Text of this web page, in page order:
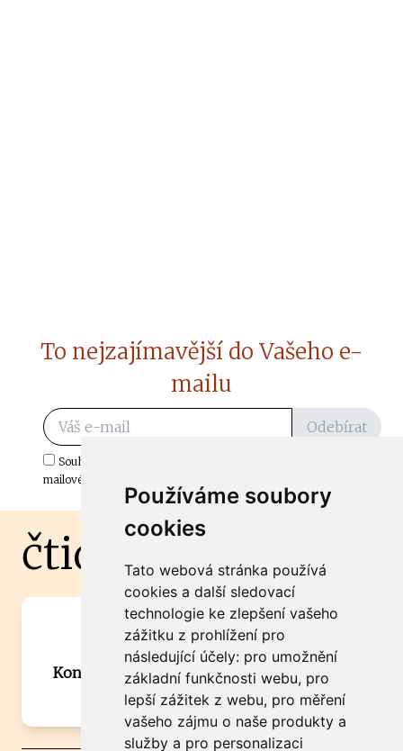
Používáme soubory
cookies
Tato webová stránka používá
cookies a další sledovací
technologie ke zlepšení vašeho
zážitku z prohlížení pro
následující účely: pro umožnění
základní funkčnosti webu, pro
lepší zážitek z webu, pro měření
vašeho zájmu o naše produkty a
služby a pro personalizaci
To nejzajímavější do Vašeho e-
mailu
Odebírat
Souhlasím s odběrem důležitých zpráv ze ČtiDoma.cz do mé e-
mailové schránky.
čtidoma.cz
Máte zajímavou informaci? Chcete
spolupracovat?
Kontaktujte šéfredaktora Martina Chalupu:
chalupa@ctidoma.cz